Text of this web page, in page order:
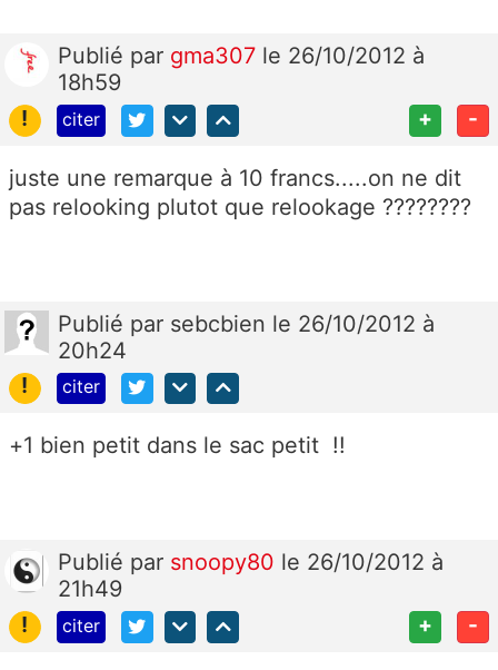
Publié par gma307 le 26/10/2012 à
18h59
!
citer + -
juste une remarque à 10 francs.....on ne dit
pas relooking plutot que relookage ????????
Publié par sebcbien le 26/10/2012 à
20h24
!
citer
+1 bien petit dans le sac petit !!
Publié par snoopy80 le 26/10/2012 à
21h49
!
citer + -